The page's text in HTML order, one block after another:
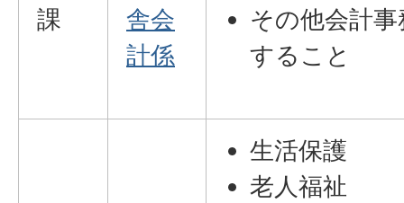
課
舎会
計係
その他会計
すること
生活保護
老人福祉